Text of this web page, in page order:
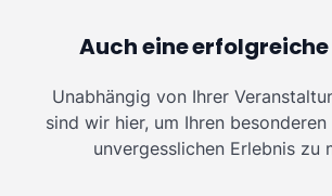
Auch eine
Unabhängig von Ihrer
sind wir hier, um Ihren besonderen
unvergesslichen Erlebnis zu